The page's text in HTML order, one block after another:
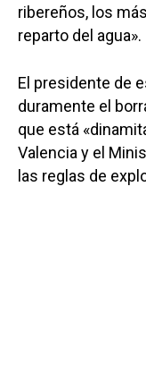
ribereños, los
reparto del agua».
El presidente de
duramente el
que está
Valencia y el
las reglas de